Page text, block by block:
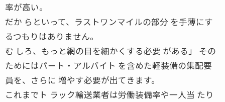
率が高い。
だか らといって、ラストワンマイルの部分 を手薄にす
るつもりはありません。
む しろ、もっと網の目を細かくする必要 がある」 ――その
ためにはパート・アルバイト を含めた軽装備の集配要
員を、さらに 増やす必要が出てきます。
これまでト ラック輸送業者は労働装備率や一人当 たり